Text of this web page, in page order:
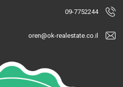
09-7752244
oren@ok-realestate.co.il